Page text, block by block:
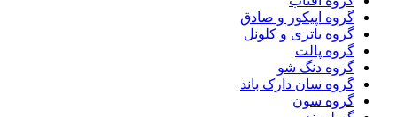
گروه اپیکور و صادق
گروه باتری و کلونل
گروه پالت
گروه دنگ شو
گروه سان دارک باند
گروه سون